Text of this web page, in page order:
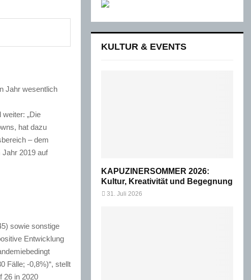
Jahr wesentlich
„Die
hat dazu
– dem
Jahr 2019 auf
sowie sonstige
Entwicklung
Fälle; -0,8%)“, stellt
26 in 2020
KULTUR & EVENTS
KAPUZINERSOMMER 2026:
Kultur, Kreativität und Begegnung
31. Juli 2026